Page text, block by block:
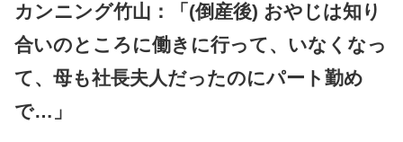
カンニング竹山：「(倒産後) おやじは知り
合いのところに働きに行って、いなくなっ
て、母も社長夫人だったのにパート勤め
で…」